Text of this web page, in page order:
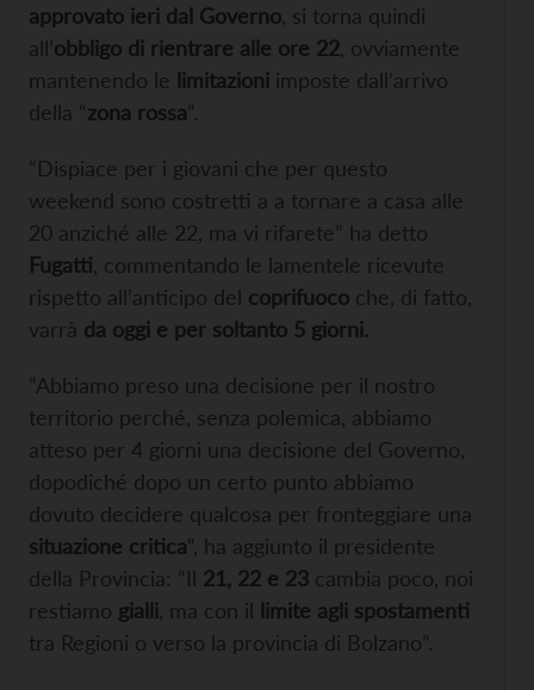
approvato ieri dal Governo , si torna quindi
all’obbligo di rientrare alle ore 22 , ovviamente
mantenendo le limitazioni imposte dall’arrivo
della “zona rossa“.
“Dispiace per i giovani che per questo
weekend sono costretti a a tornare a casa alle
20 anziché alle 22, ma vi rifarete” ha detto
Fugatti , commentando le lamentele ricevute
rispetto all’anticipo del coprifuoco che, di fatto,
varrà da oggi e per soltanto 5 giorni.
“Abbiamo preso una decisione per il nostro
territorio perché, senza polemica, abbiamo
atteso per 4 giorni una decisione del Governo,
dopodiché dopo un certo punto abbiamo
dovuto decidere qualcosa per fronteggiare una
situazione critica“, ha aggiunto il presidente
della Provincia: “Il 21, 22 e 23 cambia poco, noi
restiamo gialli , ma con il limite agli spostamenti
tra Regioni o verso la provincia di Bolzano”.